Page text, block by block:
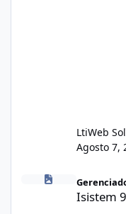
LtiWeb
Agosto 7,
Isistem 9.8 API CentOS
Isistem